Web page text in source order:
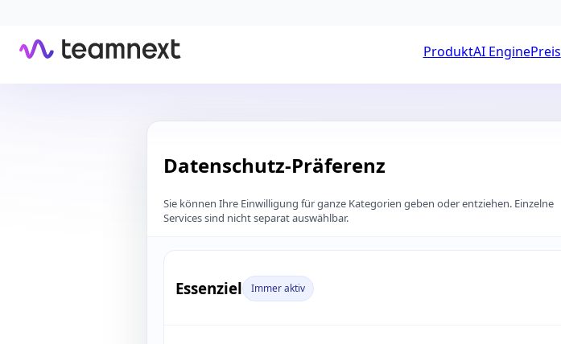
ProduktAI EnginePreis
Datenschutz-Präferenz
Sie können Ihre Einwilligung für ganze Kategorien geben oder entziehen. Einzelne
Services sind nicht separat auswählbar.
Essenziel Immer aktiv